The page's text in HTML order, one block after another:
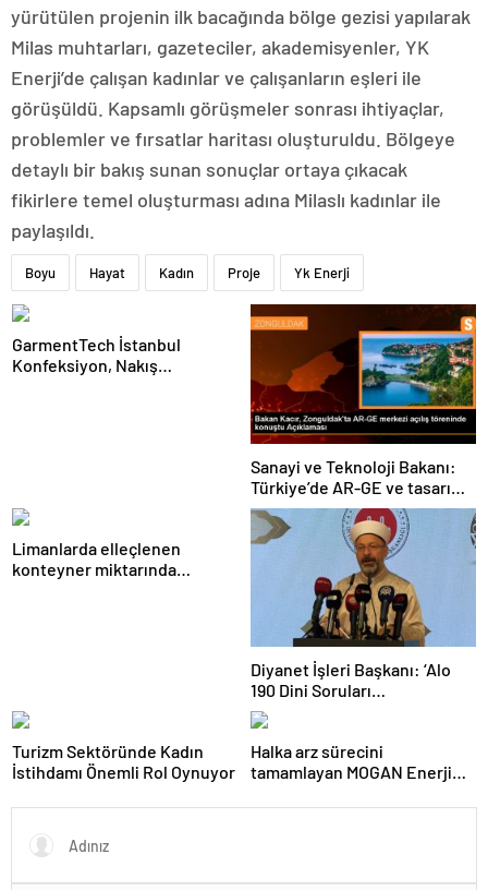
yürütülen projenin ilk bacağında bölge gezisi yapılarak
Milas muhtarları, gazeteciler, akademisyenler, YK
Enerji’de çalışan kadınlar ve çalışanların eşleri ile
görüşüldü. Kapsamlı görüşmeler sonrası ihtiyaçlar,
problemler ve fırsatlar haritası oluşturuldu. Bölgeye
detaylı bir bakış sunan sonuçlar ortaya çıkacak
fikirlere temel oluşturması adına Milaslı kadınlar ile
paylaşıldı.
Boyu Hayat Kadın Proje Yk Enerji
GarmentTech İstanbul
Konfeksiyon, Nakış
Sanayi ve Teknoloji Bakanı:
Türkiye’de AR-GE ve tasarım
merkezi sayısı 1600’ü geçti
Limanlarda elleçlenen
konteyner miktarında
Diyanet İşleri Başkanı: ‘Alo
190 Dini Soruları
Cevaplandırma Hattı’
Ramazan boyunca hizmette
olacak
Turizm Sektöründe Kadın
İstihdamı Önemli Rol Oynuyor
Halka arz sürecini
tamamlayan MOGAN Enerji
İstanbul’da işlem görmeye